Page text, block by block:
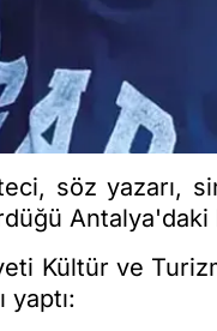
söz yazarı,
Kültür ve
yaptı: